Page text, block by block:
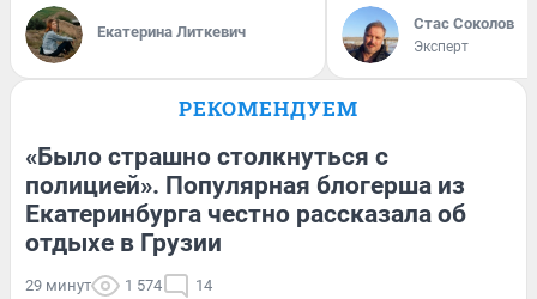
Екатерина Литкевич Стас Соколов
Эксперт
РЕКОМЕНДУЕМ
«Было страшно столкнуться с
полицией». Популярная блогерша из
Екатеринбурга честно рассказала об
отдыхе в Грузии
29 минут 1 574 14